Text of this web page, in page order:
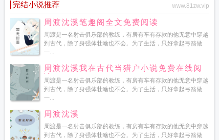
完结小说推荐 www.81zw.vip
周渡沈溪笔趣阁全文免费阅读
周渡是一名射击俱乐部的教练，有房有车有存款的他无意中穿越
到古代，除了身强体壮啥也不会。为了生活，只好拿起弓箭做
一...
周渡沈溪我在古代当猎户小说免费在线阅
读
周渡是一名射击俱乐部的教练，有房有车有存款的他无意中穿越
到古代，除了身强体壮啥也不会。为了生活，只好拿起弓箭做
一...
周渡沈溪
周渡是一名射击俱乐部的教练，有房有车有存款的他无意中穿越
到古代，除了身强体壮啥也不会。为了生活，只好拿起弓箭做